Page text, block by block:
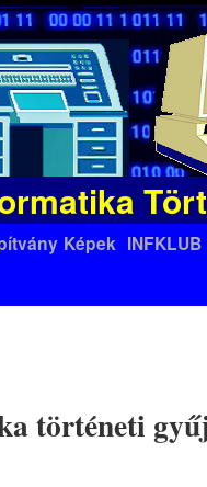
Képek INFKLUB
történeti